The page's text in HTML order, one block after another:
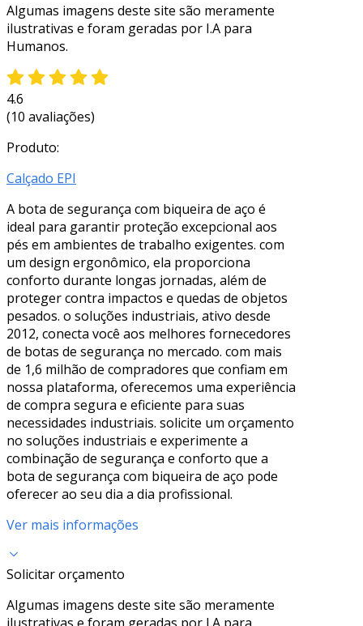
Algumas imagens deste site são meramente
ilustrativas e foram geradas por I.A para
Humanos.
4.6
(10 avaliações)
Produto:
Calçado EPI
A bota de segurança com biqueira de aço é
ideal para garantir proteção excepcional aos
pés em ambientes de trabalho exigentes. com
um design ergonômico, ela proporciona
conforto durante longas jornadas, além de
proteger contra impactos e quedas de objetos
pesados. o soluções industriais, ativo desde
2012, conecta você aos melhores fornecedores
de botas de segurança no mercado. com mais
de 1,6 milhão de compradores que confiam em
nossa plataforma, oferecemos uma experiência
de compra segura e eficiente para suas
necessidades industriais. solicite um orçamento
no soluções industriais e experimente a
combinação de segurança e conforto que a
bota de segurança com biqueira de aço pode
oferecer ao seu dia a dia profissional.
Ver mais informações
Solicitar orçamento
Algumas imagens deste site são meramente